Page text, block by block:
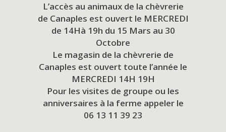
L’accès au animaux de la chèvrerie
de Canaples est ouvert le MERCREDI
de 14Hà 19h du 15 Mars au 30
Octobre
Le magasin de la chèvrerie de
Canaples est ouvert toute l’année le
MERCREDI 14H 19H
Pour les visites de groupe ou les
anniversaires à la ferme appeler le
06 13 11 39 23